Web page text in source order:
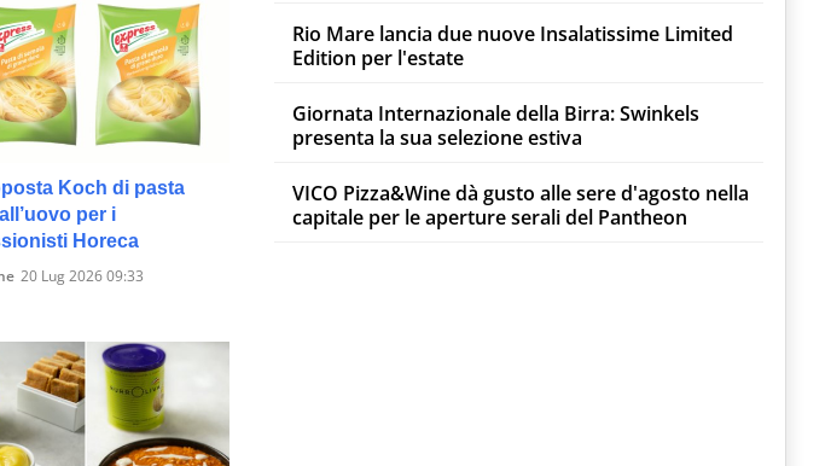
Koch di pasta
per i
Horeca
20 Lug 2026 09:33
Rio Mare lancia due nuove Insalatissime Limited
Edition per l'estate
Giornata Internazionale della Birra: Swinkels
presenta la sua selezione estiva
VICO Pizza&Wine dà gusto alle sere d'agosto nella
capitale per le aperture serali del Pantheon